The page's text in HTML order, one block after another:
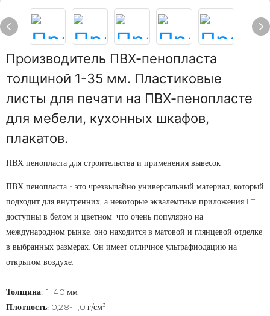
Производитель ПВХ-пенопласта
толщиной 1-35 мм. Пластиковые
листы для печати на ПВХ-пенопласте
для мебели, кухонных шкафов,
плакатов.
ПВХ пенопласта для строительства и применения вывесок
ПВХ пенопласта - это чрезвычайно универсальный материал, который
подходит для внутренних, а некоторые эквалемтные приложения LT
доступны в белом и цветном, что очень популярно на
международном рынке, оно находится в матовой и глянцевой отделке
в выбранных размерах. Он имеет отличное ультрафиодацию на
открытом воздухе.
Толщина: 1-40 мм
Плотность: 0,28-1,0 г/см³